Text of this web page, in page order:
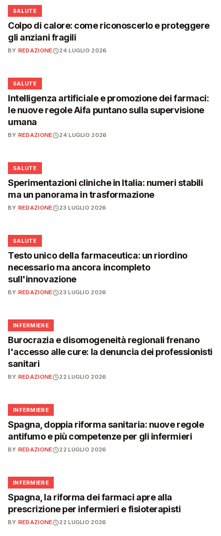
❤️
SALUTE
Colpo di calore: come riconoscerlo e proteggere
gli anziani fragili
BY REDAZIONE 24 LUGLIO 2026
❤️
SALUTE
Intelligenza artificiale e promozione dei farmaci:
le nuove regole Aifa puntano sulla supervisione
umana
BY REDAZIONE 24 LUGLIO 2026
❤️
SALUTE
Sperimentazioni cliniche in Italia: numeri stabili
ma un panorama in trasformazione
BY REDAZIONE 23 LUGLIO 2026
❤️
SALUTE
Testo unico della farmaceutica: un riordino
necessario ma ancora incompleto
sull'innovazione
BY REDAZIONE 23 LUGLIO 2026
🩺
INFERMIERE
Burocrazia e disomogeneità regionali frenano
l'accesso alle cure: la denuncia dei professionisti
sanitari
BY REDAZIONE 22 LUGLIO 2026
🩺
INFERMIERE
Spagna, doppia riforma sanitaria: nuove regole
antifumo e più competenze per gli infermieri
BY REDAZIONE 22 LUGLIO 2026
🩺
INFERMIERE
Spagna, la riforma dei farmaci apre alla
prescrizione per infermieri e fisioterapisti
BY REDAZIONE 22 LUGLIO 2026